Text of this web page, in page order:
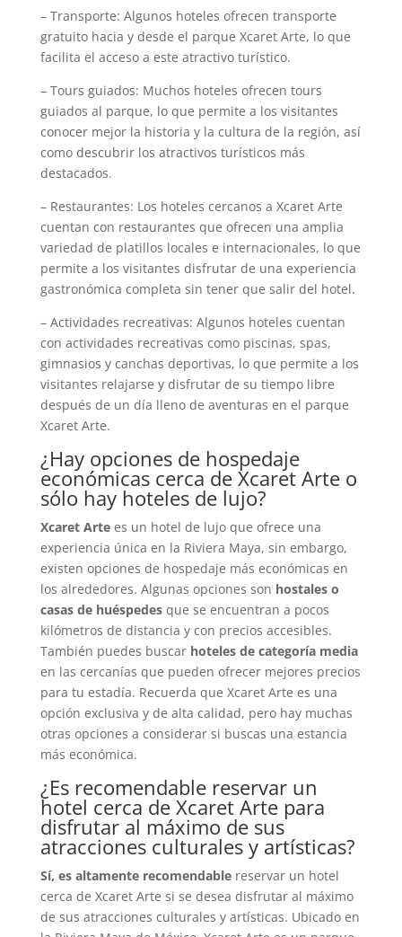
– Transporte: Algunos hoteles ofrecen transporte
gratuito hacia y desde el parque Xcaret Arte, lo que
facilita el acceso a este atractivo turístico.
– Tours guiados: Muchos hoteles ofrecen tours
guiados al parque, lo que permite a los visitantes
conocer mejor la historia y la cultura de la región, así
como descubrir los atractivos turísticos más
destacados.
– Restaurantes: Los hoteles cercanos a Xcaret Arte
cuentan con restaurantes que ofrecen una amplia
variedad de platillos locales e internacionales, lo que
permite a los visitantes disfrutar de una experiencia
gastronómica completa sin tener que salir del hotel.
– Actividades recreativas: Algunos hoteles cuentan
con actividades recreativas como piscinas, spas,
gimnasios y canchas deportivas, lo que permite a los
visitantes relajarse y disfrutar de su tiempo libre
después de un día lleno de aventuras en el parque
Xcaret Arte.
¿Hay opciones de hospedaje
económicas cerca de Xcaret Arte o
sólo hay hoteles de lujo?
Xcaret Artees un hotel de lujo que ofrece una
experiencia única en la Riviera Maya, sin embargo,
existen opciones de hospedaje más económicas en
los alrededores. Algunas opciones son hostales o
casas de huéspedesque se encuentran a pocos
kilómetros de distancia y con precios accesibles.
También puedes buscar hoteles de categoría media
en las cercanías que pueden ofrecer mejores precios
para tu estadía. Recuerda que Xcaret Arte es una
opción exclusiva y de alta calidad, pero hay muchas
otras opciones a considerar si buscas una estancia
más económica.
¿Es recomendable reservar un
hotel cerca de Xcaret Arte para
disfrutar al máximo de sus
atracciones culturales y artísticas?
Sí, es altamente recomendablereservar un hotel
cerca de Xcaret Arte si se desea disfrutar al máximo
de sus atracciones culturales y artísticas. Ubicado en